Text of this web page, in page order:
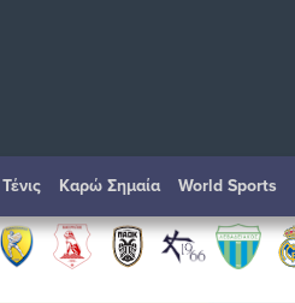
Τένις Καρώ Σημαία World Sports